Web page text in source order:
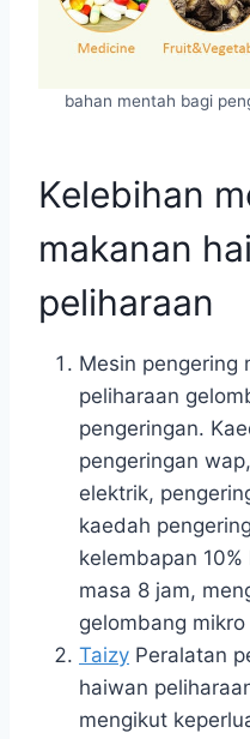
bahan mentah bagi
Kelebihan
makanan
peliharaan
Mesin pengering
peliharaan
pengeringan.
pengeringan
elektrik,
kaedah
kelembapan
masa 8 jam,
gelombang
Taizy Peralatan
haiwan
mengikut